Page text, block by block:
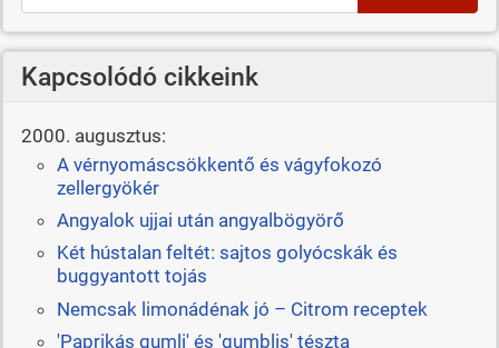
Kapcsolódó cikkeink
2000. augusztus:
A vérnyomáscsökkentő és vágyfokozó
zellergyökér
Angyalok ujjai után angyalbögyörő
Két hústalan feltét: sajtos golyócskák és
buggyantott tojás
Nemcsak limonádénak jó – Citrom receptek
'Paprikás gumli' és 'gumblis' tészta